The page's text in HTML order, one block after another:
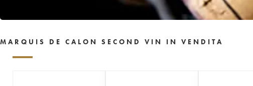
MARQUIS DE CALON SECOND VIN IN VENDITA